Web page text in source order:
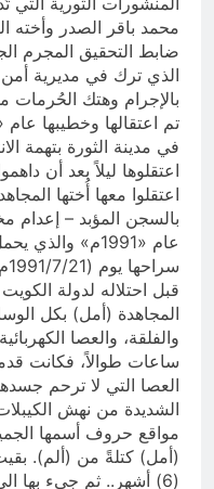
محمد باقر الصدر وأخته
ضابط التحقيق المجرم
الذي ترك في مديرية أمن
بالإجرام وهتك الحُرمات
في مدينة الثورة بتهمة
اعتقلوها ليلاً بعد أن
اعتقلوا معها أُختها
بالسجن المؤبد – إعدام
قبل احتلاله لدولة الكويت
المجاهدة (أمل) بكل
والفلقة، والعصا
ساعات طوالاً، فكانت
العصا التي لا ترحم جسدها
الشديدة من نهش الكيبلات
مواقع حروف أسمها
(أمل) كتلةً من (ألم). بقيت
(6) أشهر.. ثم جي‏ء بها الى‏